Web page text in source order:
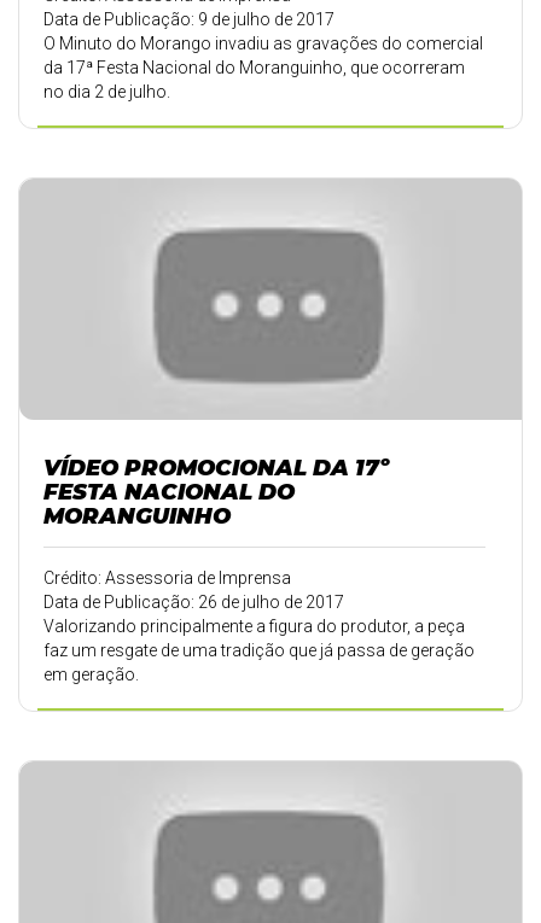
Data de Publicação: 9 de julho de 2017
O Minuto do Morango invadiu as gravações do comercial
da 17ª Festa Nacional do Moranguinho, que ocorreram
no dia 2 de julho.
VÍDEO PROMOCIONAL DA 17º
FESTA NACIONAL DO
MORANGUINHO
Crédito: Assessoria de Imprensa
Data de Publicação: 26 de julho de 2017
Valorizando principalmente a figura do produtor, a peça
faz um resgate de uma tradição que já passa de geração
em geração.